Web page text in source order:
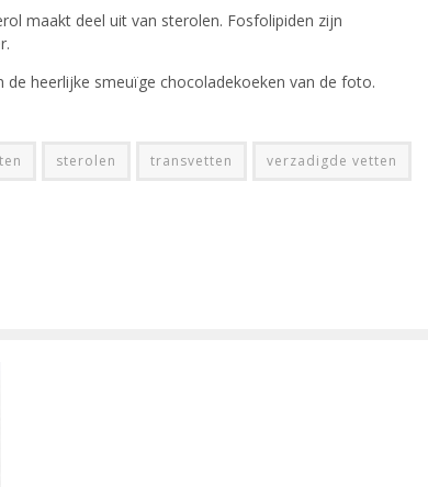
maakt deel uit van sterolen. Fosfolipiden zijn
de heerlijke smeuïge chocoladekoeken van de foto.
sterolen transvetten verzadigde vetten